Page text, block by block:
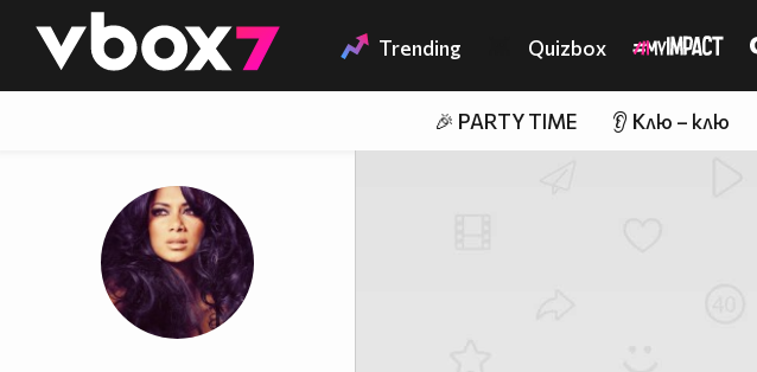
👾 Trending Quizbox
🎉 PARTY TIME 👂 Клю – клю